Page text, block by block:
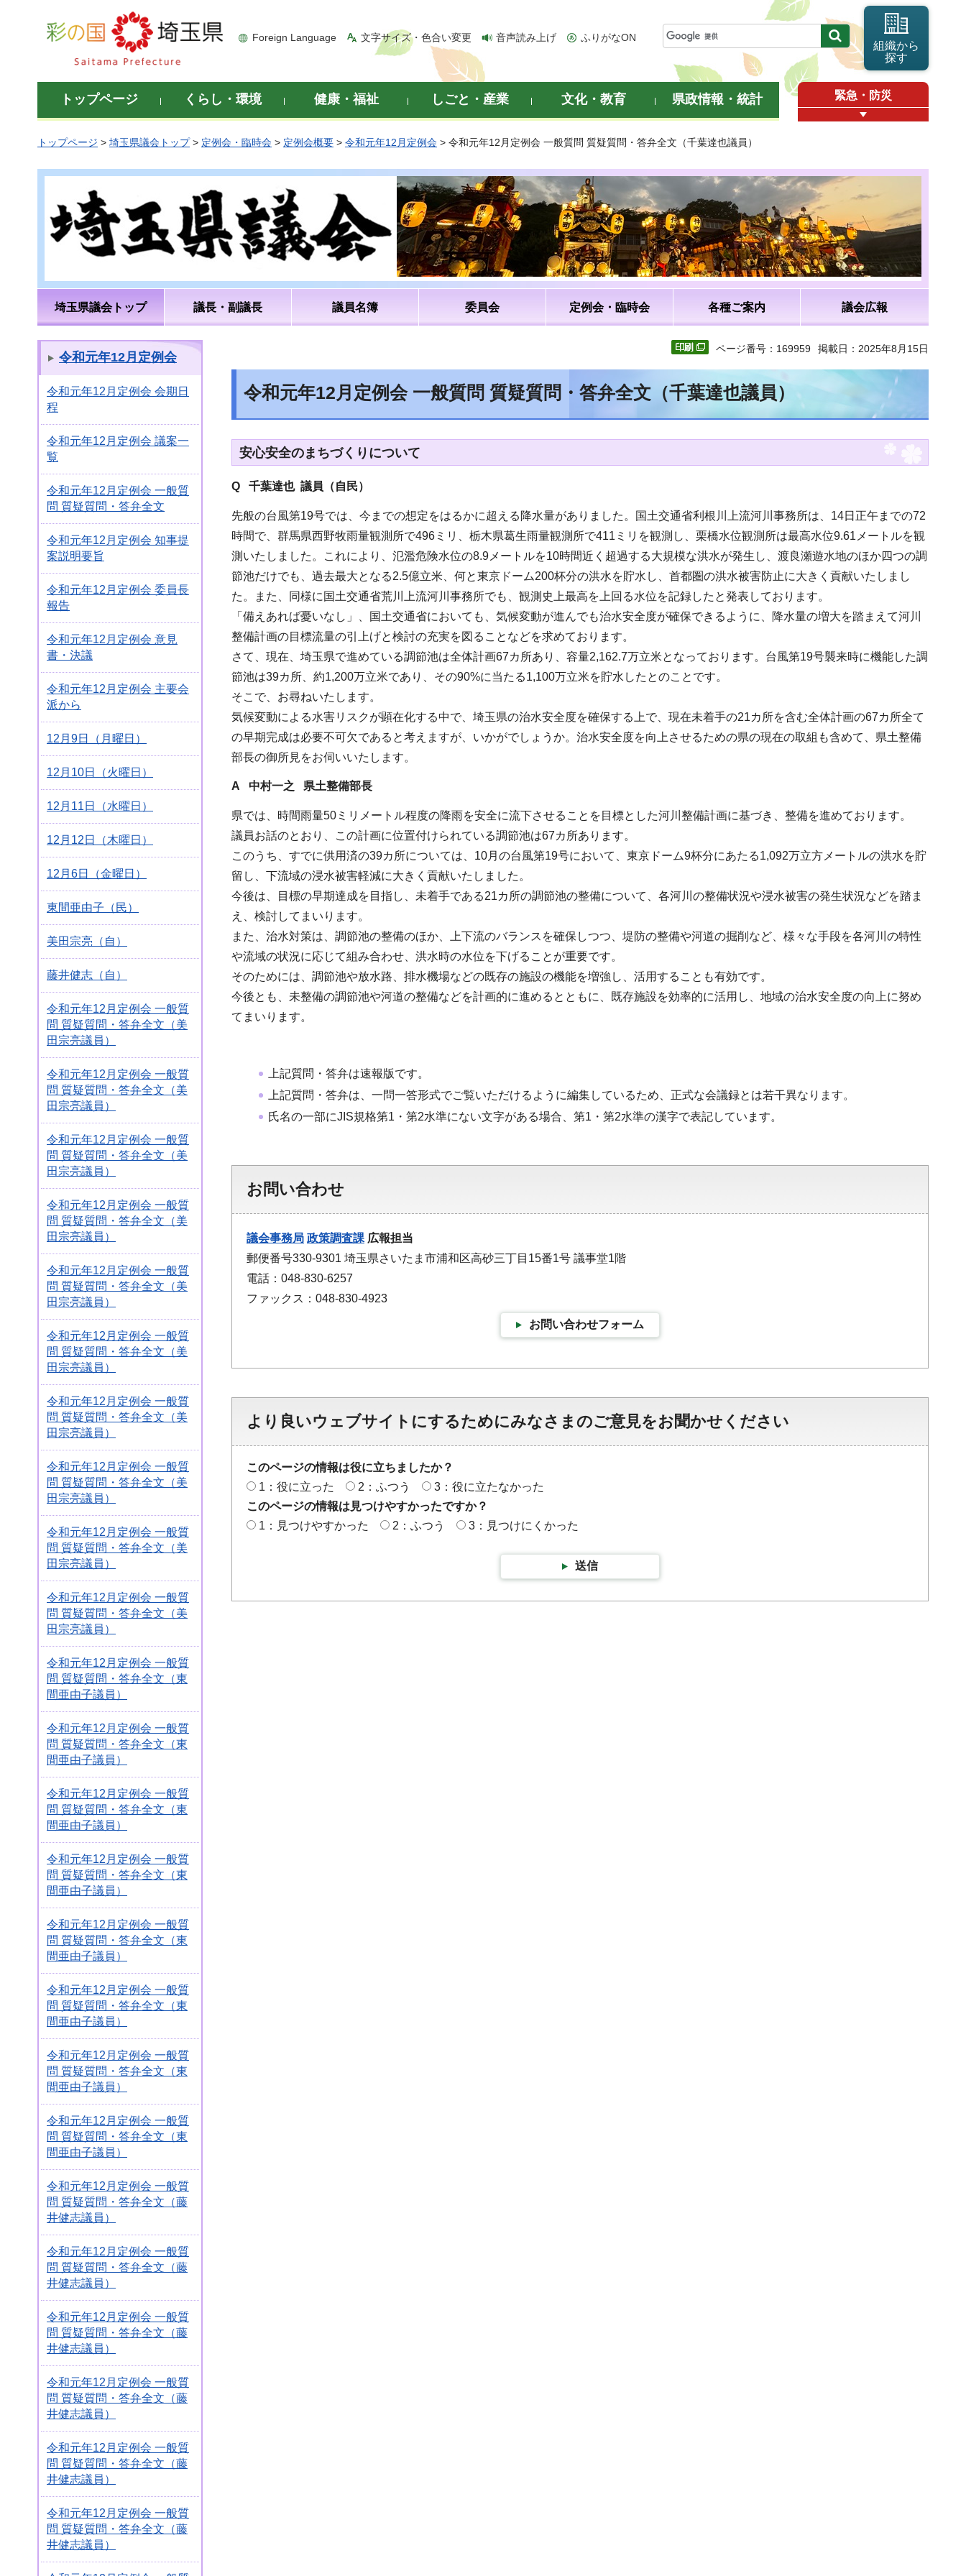
彩の国 埼玉県
Foreign Language 文字サイズ・色合い変更 音声読み上げ ふりがなON
組織から
探す
トップページ くらし・環境 健康・福祉 しごと・産業 文化・教育 県政情報・統計 緊急・防災
トップページ > 埼玉県議会トップ> 定例会・臨時会 > 定例会概要 > 令和元年12月定例会 > 令和元年12月定例会 一般質問 質疑質問・答弁全文（千葉達也議員）
埼玉県議会トップ 議長・副議長 議員名簿 委員会 定例会・臨時会 各種ご案内 議会広報
令和元年12月定例会
令和元年12月定例会 会期日
程
令和元年12月定例会 議案一
覧
令和元年12月定例会 一般質
問 質疑質問・答弁全文
令和元年12月定例会 知事提
案説明要旨
令和元年12月定例会 委員長
報告
令和元年12月定例会 意見
書・決議
令和元年12月定例会 主要会
派から
12月9日（月曜日）
12月10日（火曜日）
12月11日（水曜日）
12月12日（木曜日）
12月6日（金曜日）
東間亜由子（民）
美田宗亮（自）
藤井健志（自）
令和元年12月定例会 一般質
問 質疑質問・答弁全文（美
田宗亮議員）
令和元年12月定例会 一般質
問 質疑質問・答弁全文（美
田宗亮議員）
令和元年12月定例会 一般質
問 質疑質問・答弁全文（美
田宗亮議員）
令和元年12月定例会 一般質
問 質疑質問・答弁全文（美
田宗亮議員）
令和元年12月定例会 一般質
問 質疑質問・答弁全文（美
田宗亮議員）
令和元年12月定例会 一般質
問 質疑質問・答弁全文（美
田宗亮議員）
令和元年12月定例会 一般質
問 質疑質問・答弁全文（美
田宗亮議員）
令和元年12月定例会 一般質
問 質疑質問・答弁全文（美
田宗亮議員）
令和元年12月定例会 一般質
問 質疑質問・答弁全文（美
田宗亮議員）
令和元年12月定例会 一般質
問 質疑質問・答弁全文（美
田宗亮議員）
令和元年12月定例会 一般質
問 質疑質問・答弁全文（東
間亜由子議員）
令和元年12月定例会 一般質
問 質疑質問・答弁全文（東
間亜由子議員）
令和元年12月定例会 一般質
問 質疑質問・答弁全文（東
間亜由子議員）
令和元年12月定例会 一般質
問 質疑質問・答弁全文（東
間亜由子議員）
令和元年12月定例会 一般質
問 質疑質問・答弁全文（東
間亜由子議員）
令和元年12月定例会 一般質
問 質疑質問・答弁全文（東
間亜由子議員）
令和元年12月定例会 一般質
問 質疑質問・答弁全文（東
間亜由子議員）
令和元年12月定例会 一般質
問 質疑質問・答弁全文（東
間亜由子議員）
令和元年12月定例会 一般質
問 質疑質問・答弁全文（藤
井健志議員）
令和元年12月定例会 一般質
問 質疑質問・答弁全文（藤
井健志議員）
令和元年12月定例会 一般質
問 質疑質問・答弁全文（藤
井健志議員）
令和元年12月定例会 一般質
問 質疑質問・答弁全文（藤
井健志議員）
令和元年12月定例会 一般質
問 質疑質問・答弁全文（藤
井健志議員）
令和元年12月定例会 一般質
問 質疑質問・答弁全文（藤
井健志議員）
ページ番号：169959 掲載日：2025年8月15日
令和元年12月定例会 一般質問 質疑質問・答弁全文（千葉達也議員）
安心安全のまちづくりについて
Q 千葉達也 議員（自民）
先般の台風第19号では、今までの想定をはるかに超える降水量がありました。国土交通省利根川上流河川事務所は、14日正午までの72
時間で、群馬県西野牧雨量観測所で496ミリ、栃木県葛生雨量観測所で411ミリを観測し、栗橋水位観測所は最高水位9.61メートルを観
測いたしました。これにより、氾濫危険水位の8.9メートルを10時間近く超過する大規模な洪水が発生し、渡良瀬遊水地のほか四つの調
節池だけでも、過去最大となる2.5億立米、何と東京ドーム200杯分の洪水を貯水し、首都圏の洪水被害防止に大きく貢献いたしまし
た。また、同様に国土交通省荒川上流河川事務所でも、観測史上最高を上回る水位を記録したと発表しております。
「備えあれば憂いなし」、国土交通省においても、気候変動が進んでも治水安全度が確保できるように、降水量の増大を踏まえて河川
整備計画の目標流量の引上げと検討の充実を図ることなどを求めております。
さて、現在、埼玉県で進めている調節池は全体計画67カ所あり、容量2,162.7万立米となっております。台風第19号襲来時に機能した調
節池は39カ所、約1,200万立米であり、その90%に当たる1,100万立米を貯水したとのことです。
そこで、お尋ねいたします。
気候変動による水害リスクが顕在化する中で、埼玉県の治水安全度を確保する上で、現在未着手の21カ所を含む全体計画の67カ所全て
の早期完成は必要不可欠であると考えますが、いかがでしょうか。治水安全度を向上させるための県の現在の取組も含めて、県土整備
部長の御所見をお伺いいたします。
A 中村一之 県土整備部長
県では、時間雨量50ミリメートル程度の降雨を安全に流下させることを目標とした河川整備計画に基づき、整備を進めております。
議員お話のとおり、この計画に位置付けられている調節池は67カ所あります。
このうち、すでに供用済の39カ所については、10月の台風第19号において、東京ドーム9杯分にあたる1,092万立方メートルの洪水を貯
留し、下流域の浸水被害軽減に大きく貢献いたしました。
今後は、目標の早期達成を目指し、未着手である21カ所の調節池の整備について、各河川の整備状況や浸水被害の発生状況などを踏ま
え、検討してまいります。
また、治水対策は、調節池の整備のほか、上下流のバランスを確保しつつ、堤防の整備や河道の掘削など、様々な手段を各河川の特性
や流域の状況に応じて組み合わせ、洪水時の水位を下げることが重要です。
そのためには、調節池や放水路、排水機場などの既存の施設の機能を増強し、活用することも有効です。
今後とも、未整備の調節池や河道の整備などを計画的に進めるとともに、既存施設を効率的に活用し、地域の治水安全度の向上に努め
てまいります。
上記質問・答弁は速報版です。
上記質問・答弁は、一問一答形式でご覧いただけるように編集しているため、正式な会議録とは若干異なります。
氏名の一部にJIS規格第1・第2水準にない文字がある場合、第1・第2水準の漢字で表記しています。
お問い合わせ
議会事務局 政策調査課 広報担当
郵便番号330-9301 埼玉県さいたま市浦和区高砂三丁目15番1号 議事堂1階
電話：048-830-6257
ファックス：048-830-4923
お問い合わせフォーム
より良いウェブサイトにするためにみなさまのご意見をお聞かせください
このページの情報は役に立ちましたか？
1：役に立った
2：ふつう
3：役に立たなかった
このページの情報は見つけやすかったですか？
1：見つけやすかった
2：ふつう 3：見つけにくかった
送信